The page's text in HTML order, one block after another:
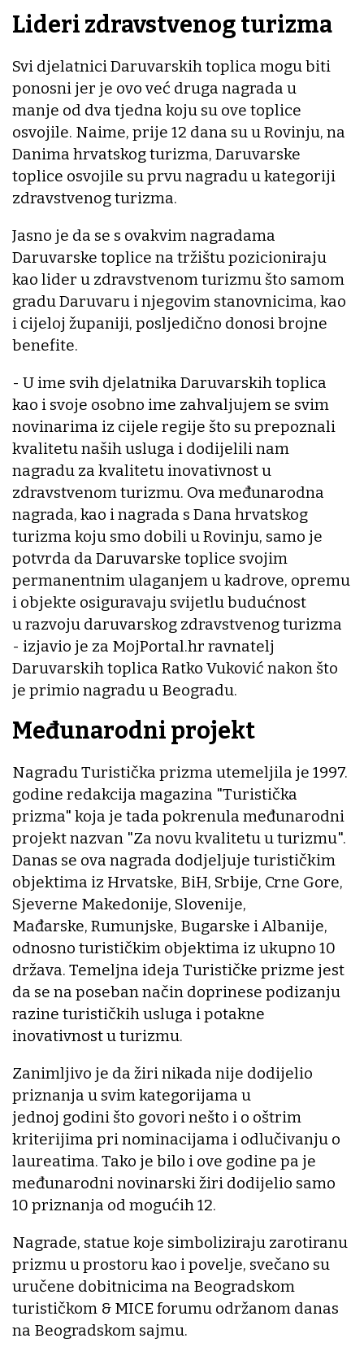
Lideri zdravstvenog turizma
Svi djelatnici Daruvarskih toplica mogu biti
ponosni jer je ovo već druga nagrada u
manje od dva tjedna koju su ove toplice
osvojile. Naime, prije 12 dana su u Rovinju, na
Danima hrvatskog turizma, Daruvarske
toplice osvojile su prvu nagradu u kategoriji
zdravstvenog turizma.
Jasno je da se s ovakvim nagradama
Daruvarske toplice na tržištu pozicioniraju
kao lider u zdravstvenom turizmu što samom
gradu Daruvaru i njegovim stanovnicima, kao
i cijeloj županiji, posljedično donosi brojne
benefite.
- U ime svih djelatnika Daruvarskih toplica
kao i svoje osobno ime zahvaljujem se svim
novinarima iz cijele regije što su prepoznali
kvalitetu naših usluga i dodijelili nam
nagradu za kvalitetu inovativnost u
zdravstvenom turizmu. Ova međunarodna
nagrada, kao i nagrada s Dana hrvatskog
turizma koju smo dobili u Rovinju, samo je
potvrda da Daruvarske toplice svojim
permanentnim ulaganjem u kadrove, opremu
i objekte osiguravaju svijetlu budućnost
u razvoju daruvarskog zdravstvenog turizma
- izjavio je za MojPortal.hr ravnatelj
Daruvarskih toplica Ratko Vuković nakon što
je primio nagradu u Beogradu.
Međunarodni projekt
Nagradu Turistička prizma utemeljila je 1997.
godine redakcija magazina "Turistička
prizma" koja je tada pokrenula međunarodni
projekt nazvan "Za novu kvalitetu u turizmu".
Danas se ova nagrada dodjeljuje turističkim
objektima iz Hrvatske, BiH, Srbije, Crne Gore,
Sjeverne Makedonije, Slovenije,
Mađarske, Rumunjske, Bugarske i Albanije,
odnosno turističkim objektima iz ukupno 10
država. Temeljna ideja Turističke prizme jest
da se na poseban način doprinese podizanju
razine turističkih usluga i potakne
inovativnost u turizmu.
Zanimljivo je da žiri nikada nije dodijelio
priznanja u svim kategorijama u
jednoj godini što govori nešto i o oštrim
kriterijima pri nominacijama i odlučivanju o
laureatima. Tako je bilo i ove godine pa je
međunarodni novinarski žiri dodijelio samo
10 priznanja od mogućih 12.
Nagrade, statue koje simboliziraju zarotiranu
prizmu u prostoru kao i povelje, svečano su
uručene dobitnicima na Beogradskom
turističkom & MICE forumu održanom danas
na Beogradskom sajmu.